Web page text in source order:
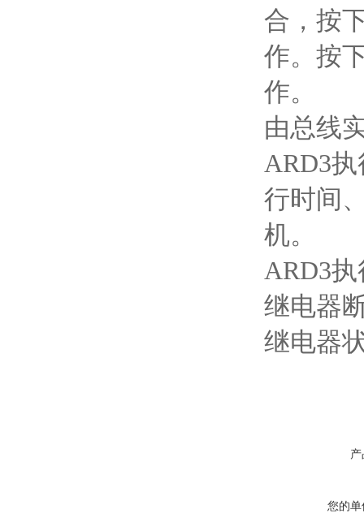
合，按
作。按
作。
由总线
ARD3
行时间
机。
ARD3
继电器
继电器
您的单